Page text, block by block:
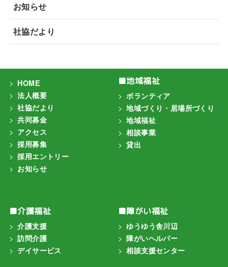
お知らせ
社協だより
HOME
法人概要
社協だより
共同募金
アクセス
採用募集
採用エントリー
お知らせ
■地域福祉
ボランティア
地域づくり・居場所づくり
地域福祉
相談事業
貸出
■介護福祉
介護支援
訪問介護
デイサービス
■障がい福祉
ゆうゆう舎川辺
障がいヘルパー
相談支援センター